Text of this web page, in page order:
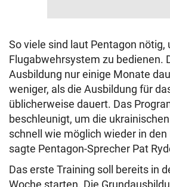
So viele sind laut Pentagon nötig,
Flugabwehrsystem zu bedienen.
Ausbildung nur einige Monate
weniger, als die Ausbildung für
üblicherweise dauert. Das
beschleunigt, um die
schnell wie möglich wieder in den
sagte Pentagon-Sprecher Pat
Das erste Training soll bereits in
Woche starten. Die